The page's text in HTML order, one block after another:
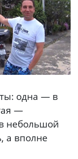
одна — в
—
небольшой
а вполне